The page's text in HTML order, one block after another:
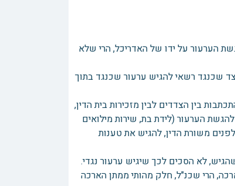
הערעור על ידו של האדריכל, הרי שלא
צד אחד יהא הצד שכנגד רשאי להגיש ערעור שכנגד בתוך
בין הצדדים לבין מזכירות בית הדין,
הערעור (לידת בת, שירות מילואים
20/05/24 אישר התובע לנתבע, לפנים משורת הדין, להגיש את טענות
לא הסכים לכך שיגיש ערעור נגדי.
הרי שכנ"ל, חלק מהותי ממתן הארכה